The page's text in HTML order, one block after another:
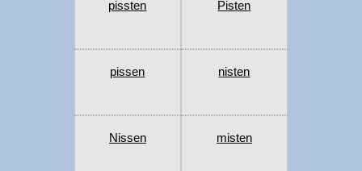
pissten Pisten
pissen nisten
Nissen misten